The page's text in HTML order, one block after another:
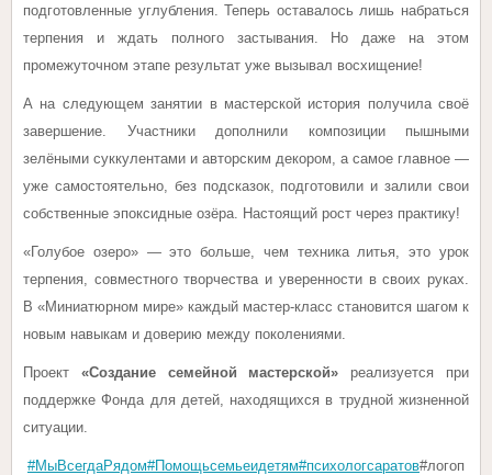
подготовленные углубления. Теперь оставалось лишь набраться
терпения и ждать полного застывания. Но даже на этом
промежуточном этапе результат уже вызывал восхищение!
А на следующем занятии в мастерской история получила своё
завершение. Участники дополнили композиции пышными
зелёными суккулентами и авторским декором, а самое главное —
уже самостоятельно, без подсказок, подготовили и залили свои
собственные эпоксидные озёра. Настоящий рост через практику!
«Голубое озеро» — это больше, чем техника литья, это урок
терпения, совместного творчества и уверенности в своих руках.
В «Миниатюрном мире» каждый мастер-класс становится шагом к
новым навыкам и доверию между поколениями.
Проект «Создание семейной мастерской» реализуется при
поддержке Фонда для детей, находящихся в трудной жизненной
ситуации.
#МыВсегдаРядом#Помощьсемьеидетям#психологсаратов#логоп